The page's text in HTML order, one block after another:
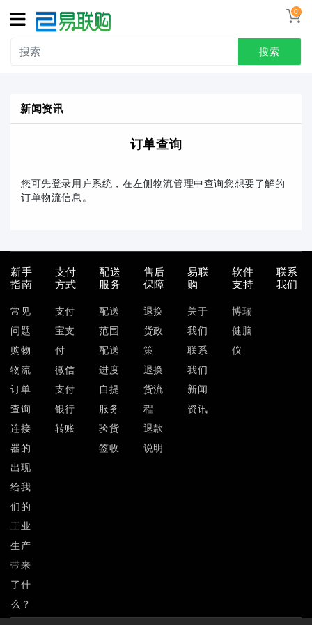
0
搜索
新闻资讯
订单查询
您可先登录用户系统，在左侧物流管理中查询您想要了解的
订单物流信息。
新手
指南
常见
问题
购物
物流
订单
查询
连接
器的
出现
给我
们的
工业
生产
带来
了什
么？
支付
方式
支付
宝支
付
微信
支付
银行
转账
配送
服务
配送
范围
配送
进度
自提
服务
验货
签收
售后
保障
退换
货政
策
退换
货流
程
退款
说明
易联
购
关于
我们
联系
我们
新闻
资讯
软件
支持
博瑞
健脑
仪
联系
我们